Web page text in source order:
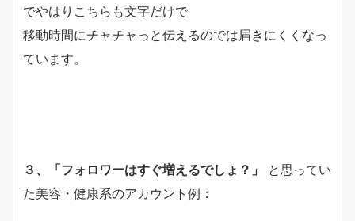
でやはり こちらも文字だけで
移動時間にチャチャっと伝えるのでは届きにくくなっ
ています。
３、「フォロワーはすぐ増えるでしょ？」
と思ってい
た美容・健康系のアカウント例：